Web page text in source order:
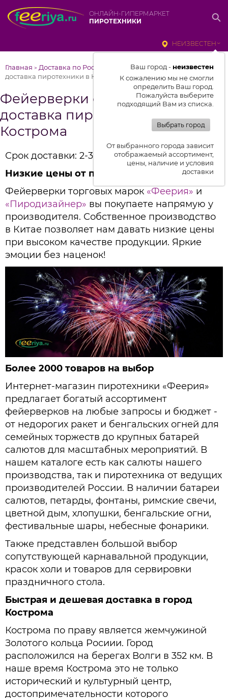
ОНЛАЙН-ГИПЕРМАРКЕТ
ПИРОТЕХНИКИ
НЕИЗВЕСТЕН
Ваш город - неизвестен
К сожалению мы не смогли
определить Ваш город.
Пожалуйста выберите
подходящий Вам из списка.
Выбрать город
От выбранного города зависит
отображаемый ассортимент,
цены, наличие и условия
доставки
Главная > Доставка по России
Фейерверки от Феерии –
доставка пиротехники в Кострома
Фейерверки от Феерии –
доставка пиротехники в
Кострома
Срок доставки: 2-3 дня
Низкие цены от производителя
Фейерверки торговых марок «Феерия» и
«Пиродизайнер» вы покупаете напрямую у
производителя. Собственное производство
в Китае позволяет нам давать низкие цены
при высоком качестве продукции. Яркие
эмоции без наценок!
Более 2000 товаров на выбор
Интернет-магазин пиротехники «Феерия»
предлагает богатый ассортимент
фейерверков на любые запросы и бюджет -
от недорогих ракет и бенгальских огней для
семейных торжеств до крупных батарей
салютов для масштабных мероприятий. В
нашем каталоге есть как салюты нашего
производства, так и пиротехника от ведущих
производителей России. В наличии батареи
салютов, петарды, фонтаны, римские свечи,
цветной дым, хлопушки, бенгальские огни,
фестивальные шары, небесные фонарики.
Также представлен большой выбор
сопутствующей карнавальной продукции,
красок холи и товаров для сервировки
праздничного стола.
Быстрая и дешевая доставка в город
Кострома
Кострома по праву является жемчужиной
Золотого кольца Росиии. Город
расположился на берегах Волги в 352 км. В
наше время Кострома это не только
исторический и культурный центр,
достопримечательности которого